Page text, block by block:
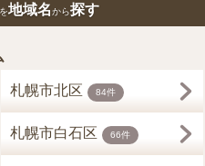
地域名から探す
札幌市北区 84件
札幌市白石区 66件